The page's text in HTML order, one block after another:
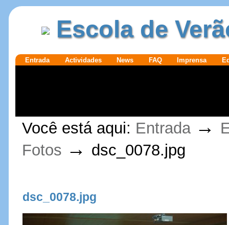
Ir para o
Escola de
SecçõesEntrada Actividades News FAQ Imprensa
Pessoais
Você está aqui: Entrada →
Fotos → dsc_0078.jpg
dsc_0078.jpg